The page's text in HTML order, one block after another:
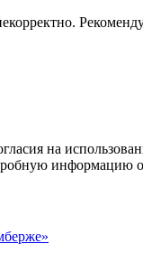
на
информацию